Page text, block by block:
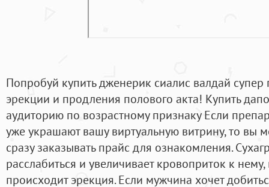
Попробуй купить дженерик сиалис валдай
эрекции и продления полового акта! Купить
аудиторию по возрастному признаку Если
уже украшают вашу виртуальную витрину, то вы
сразу заказывать прайс для ознакомления.
расслабиться и увеличивает кровоприток к нему,
происходит эрекция. Если мужчина хочет